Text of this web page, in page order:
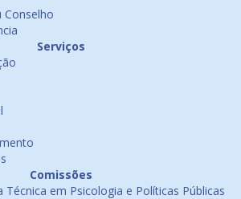
Conselho
Serviços
Comissões
Técnica em Psicologia e Políticas Públicas